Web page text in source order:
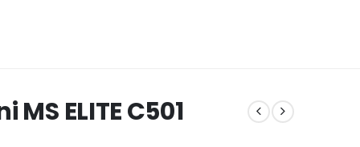
ELITE C501